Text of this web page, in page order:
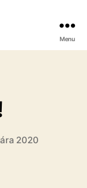
Menu
2020